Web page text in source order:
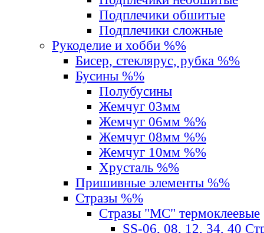
Подплечики обшитые
Подплечики сложные
Рукоделие и хобби %%
Бисер, стеклярус, рубка %%
Бусины %%
Полубусины
Жемчуг 03мм
Жемчуг 06мм %%
Жемчуг 08мм %%
Жемчуг 10мм %%
Хрусталь %%
Пришивные элементы %%
Стразы %%
Стразы "MС" термоклеевые
SS-06, 08, 12, 34, 40